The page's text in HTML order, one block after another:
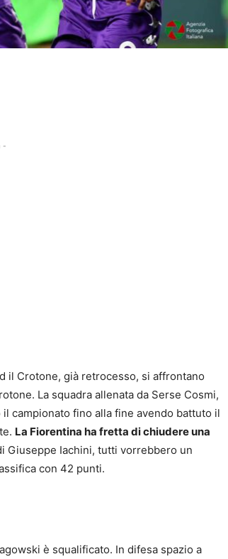
-
il Crotone, già retrocesso, si affrontano
La squadra allenata da Serse Cosmi,
campionato fino alla fine avendo battuto il
La Fiorentina ha fretta di chiudere una
Giuseppe Iachini, tutti vorrebbero un
con 42 punti.
è squalificato. In difesa spazio a